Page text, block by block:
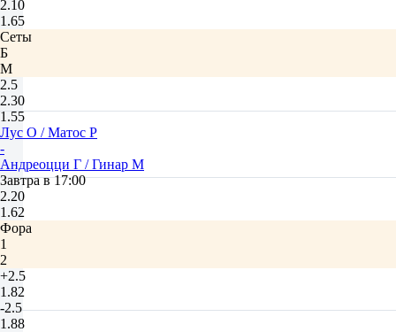
2.10
1.65
Сеты
Б
М
2.5
2.30
1.55
Лус О / Матос Р
-
Андреоцци Г / Гинар М
Завтра в 17:00
2.20
1.62
Фора
1
2
+2.5
1.82
-2.5
1.88